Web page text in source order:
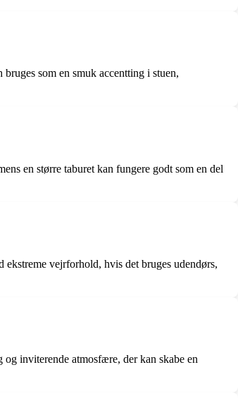
som en smuk accentting i stuen,
en større taburet kan fungere godt som en del
vejrforhold, hvis det bruges udendørs,
inviterende atmosfære, der kan skabe en